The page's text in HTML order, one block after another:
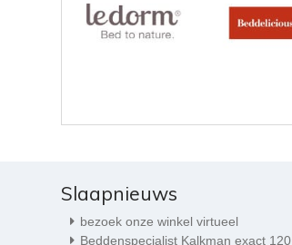
Slaapnieuws
bezoek onze winkel virtueel
Beddenspecialist Kalkman exact 120